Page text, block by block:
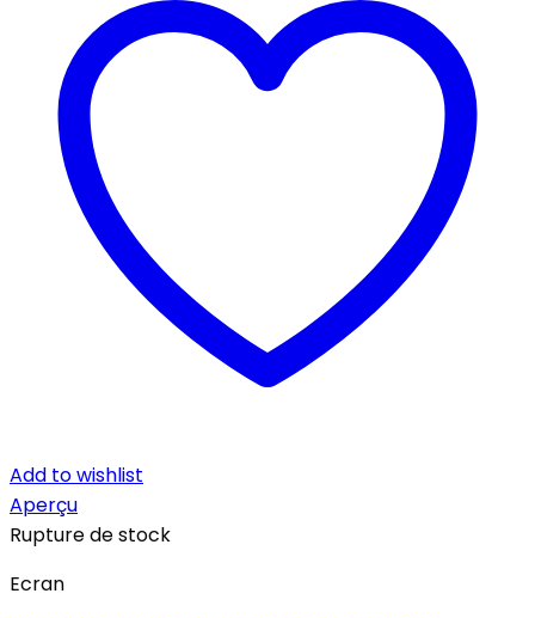
Add to wishlist
Aperçu
Rupture de stock
Ecran